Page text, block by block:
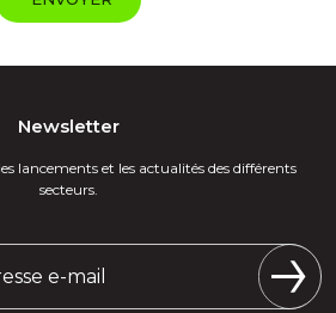
Newsletter
lancements et les actualités des différents
secteurs.